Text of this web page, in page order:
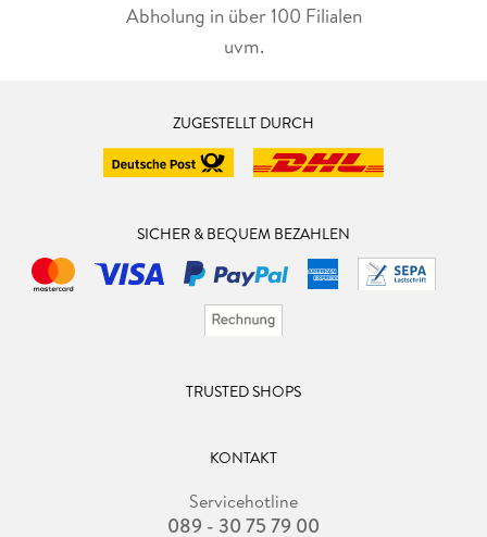
Abholung in über 100 Filialen
uvm.
ZUGESTELLT DURCH
SICHER & BEQUEM BEZAHLEN
TRUSTED SHOPS
KONTAKT
Servicehotline
089 - 30 75 79 00